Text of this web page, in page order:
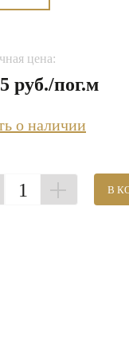
цена:
руб./пог.м
о наличии
1 В